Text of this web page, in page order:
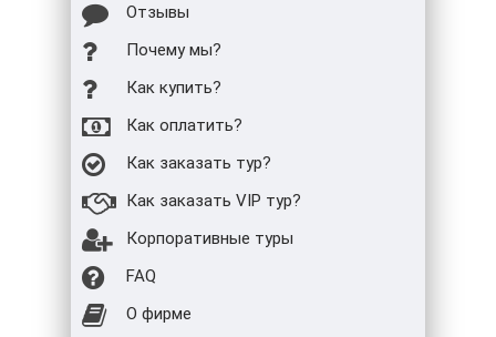
Отзывы
Почему мы?
Как купить?
Как оплатить?
Как заказать тур?
Как заказать VIP тур?
Корпоративные туры
FAQ
О фирме